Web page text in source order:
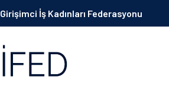
Girişimci İş Kadınları Federasyonu